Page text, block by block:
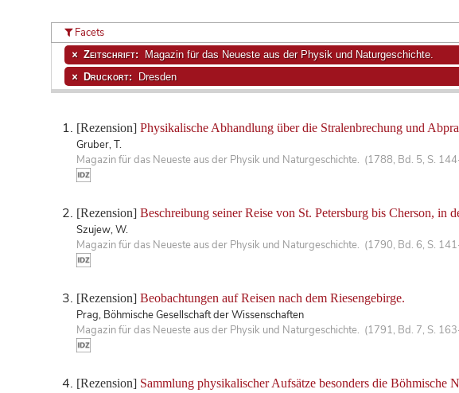
[Rezension] Physikalische Abhandlung über die Stralenbrechung und
Gruber, T.
Magazin für das Neueste aus der Physik und Naturgeschichte. (1788, Bd. 5, S.
[Rezension] Beschreibung seiner Reise von St. Petersburg bis Cherson, in
Szujew, W.
Magazin für das Neueste aus der Physik und Naturgeschichte. (1790, Bd. 6, S.
[Rezension] Beobachtungen auf Reisen nach dem Riesengebirge.
Prag, Böhmische Gesellschaft der Wissenschaften
Magazin für das Neueste aus der Physik und Naturgeschichte. (1791, Bd. 7, S.
[Rezension] Sammlung physikalischer Aufsätze besonders die Böhmische
Facets
Zeitschrift: Magazin für das Neueste aus der Physik und Naturgeschichte.
Druckort: Dresden